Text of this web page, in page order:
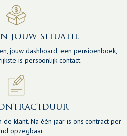
jouw situatie
jouw dashboard, een pensioenboek,
is persoonlijk contact.
klant. Na één jaar is ons contract per
opzegbaar.